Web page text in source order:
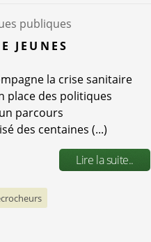
publiques
JEUNES
la crise sanitaire
place des politiques
parcours
des centaines (...)
Lire la suite..